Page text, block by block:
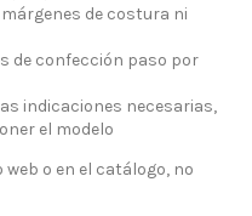
de costura ni
de confección paso por
indicaciones necesarias,
el modelo
o en el catálogo, no